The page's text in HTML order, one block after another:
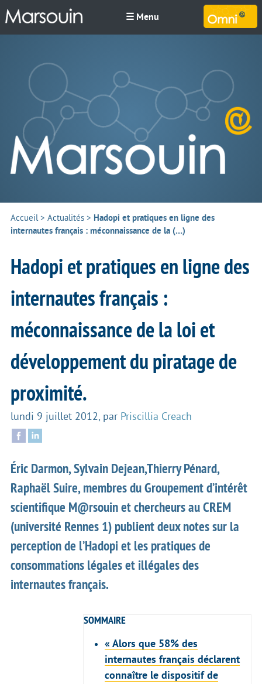
☰ Menu
Accueil> Actualités > Hadopi et pratiques en ligne des
internautes français : méconnaissance de la (…)
Hadopi et pratiques en ligne des
internautes français :
méconnaissance de la loi et
développement du piratage de
proximité.
lundi 9 juillet 2012, par Priscillia Creach
Éric Darmon, Sylvain Dejean,Thierry Pénard,
Raphaël Suire, membres du Groupement d’intérêt
scientifique M@rsouin et chercheurs au CREM
(université Rennes 1) publient deux notes sur la
perception de l’Hadopi et les pratiques de
consommations légales et illégales des
internautes français.
SOMMAIRE
« Alors que 58% des
internautes français déclarent
connaître le dispositif de